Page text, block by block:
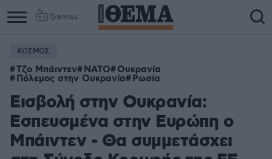
Games
ΚΟΣΜΟΣ
Τζο Μπάιντεν ΝΑΤΟ Ουκρανία
Πόλεμος στην Ουκρανία Ρωσία
Εισβολή στην Ουκρανία:
Εσπευσμένα στην Ευρώπη ο
Μπάιντεν - Θα συμμετάσχει